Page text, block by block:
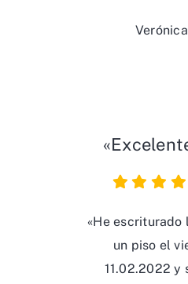
«He escriturado
un piso el
11.02.2022 y